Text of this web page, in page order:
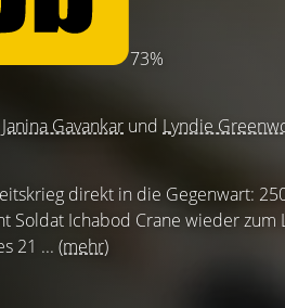
73%
Janina Gavankar und Lyndie
direkt in die Gegenwart:
Soldat Ichabod Crane wieder zum
21 ... (mehr)